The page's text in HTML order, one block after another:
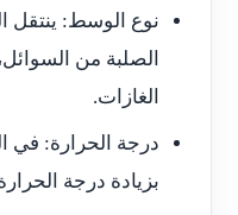
نوع الوسط: ينتقل
الصلبة من
الغازات.
درجة الحرارة: في
بزيادة درجة